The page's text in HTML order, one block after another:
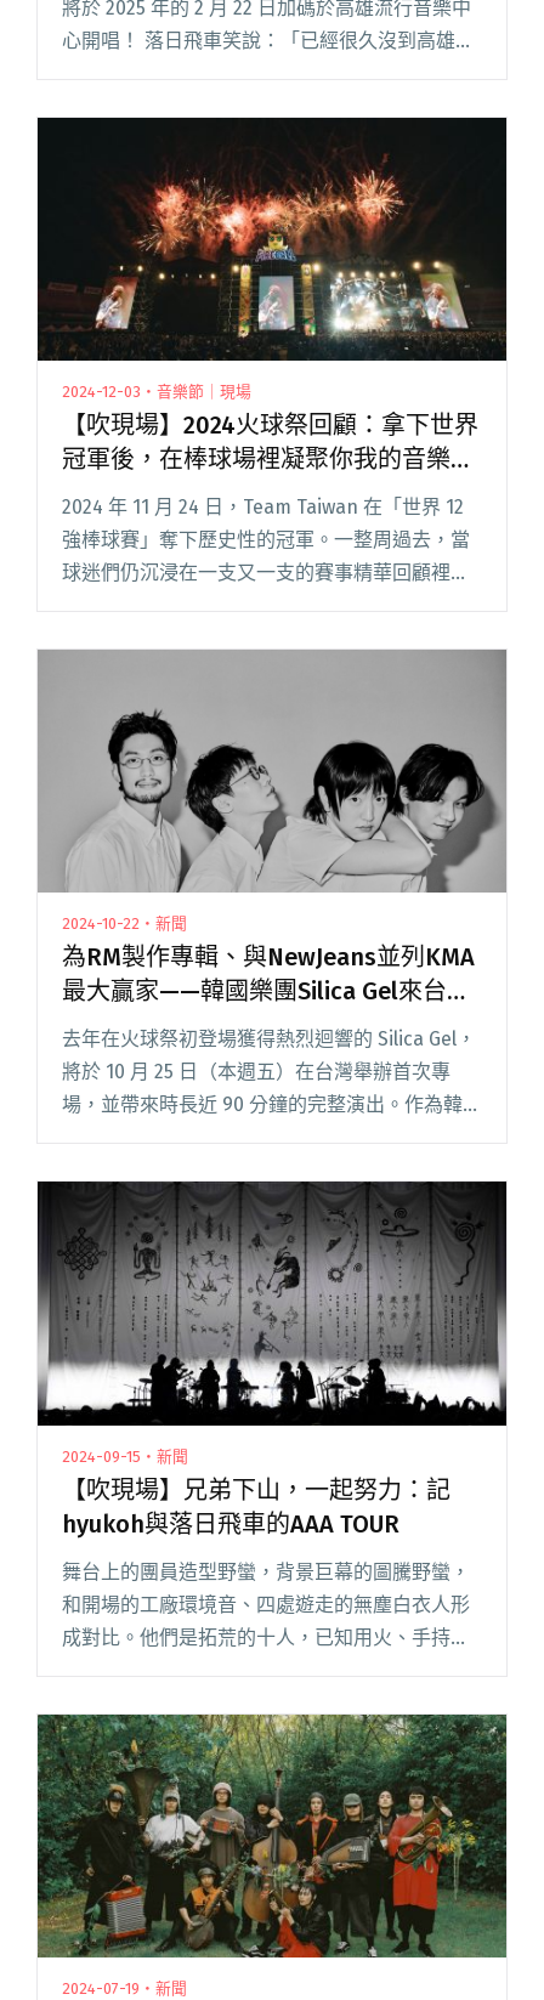
將於 2025 年的 2 月 22 日加碼於高雄流行音樂中
心開唱！ 落日飛車笑說：「已經很久沒到高雄舉
HYUKOH鼓手仁雨滿血回歸！"
2024-12-03・音樂節｜現場
【吹現場】2024火球祭回顧：拿下世界
冠軍後，在棒球場裡凝聚你我的音樂
祭。
2024 年 11 月 24 日，Team Taiwan 在「世界 12
強棒球賽」奪下歷史性的冠軍。一整周過去，當
球迷們仍沉浸在一支又一支的賽事精華回顧裡，
「火球祭」就用音樂把休賽季的球場打開，讓樂
冠軍後，在棒球場裡凝聚你我的音樂祭。"
2024-10-22・新聞
為RM製作專輯、與NewJeans並列KMA
最大贏家——韓國樂團Silica Gel來台前
短訪：我們強調的「合成」，是與樂迷
共同創造表演的過程！
去年在火球祭初登場獲得熱烈迴響的 Silica Gel，
將於 10 月 25 日（本週五）在台灣舉辦首次專
場，並帶來時長近 90 分鐘的完整演出。作為韓國
音樂界的佼佼者，Silica Gel 今年與 NewJeans 共
輯、與NewJeans並列KMA最大贏家——韓國樂團
Silica Gel來台前短訪：我們強調的「合成」，是
與樂迷共同創造表演的過程！"
2024-09-15・新聞
【吹現場】兄弟下山，一起努力：記
hyukoh與落日飛車的AAA TOUR
舞台上的團員造型野蠻，背景巨幕的圖騰野蠻，
和開場的工廠環境音、四處遊走的無塵白衣人形
成對比。他們是拓荒的十人，已知用火、手持樂
Red〉，雪花閱讀全文 "【吹現場】兄弟下山，一
起努力：記hyukoh與落日飛車的AAA TOUR"
2024-07-19・新聞